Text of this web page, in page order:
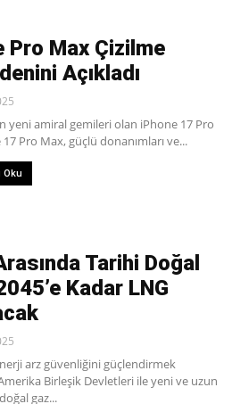
Pro Max Çizilme
Açıkladı
yeni amiral gemileri olan iPhone 17 Pro
Pro Max, güçlü donanımları ve...
Oku
Tarihi Doğal
Kadar LNG
arz güvenliğini güçlendirmek
Birleşik Devletleri ile yeni ve uzun
gaz...